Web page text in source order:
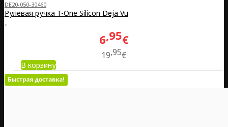
DE20-050-30460
Рулевая ручка T-One Silicon Deja Vu
..
6 95€
19 95€
В корзину